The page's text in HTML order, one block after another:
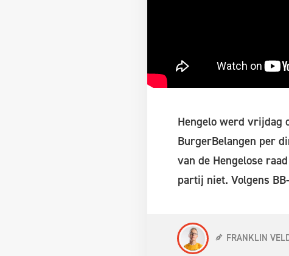
Hengelo werd vrijdag
BurgerBelangen per
van de Hengelose
partij niet. Volgens
FRANKLIN